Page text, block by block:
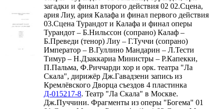
загадки и финал второго действия 02 02.Сцена,
ария Лиу, ария Калафа и финал первого действия
03.Сцена Турандот и Калафа и финал оперы
Турандот – Б.Нильссон (сопрано) Калаф –
Б.Преведи (тенор) Лиу – Г.Туччи (сопрано)
Император – В.Гуллино Мандарин – Л.Тести
Тимур – Н.Дзаккариа Министры – Р.Капекки,
П.Пальма, Ф.Риччарди хор и орк. театра "Ла
Скала", дирижёр Дж.Гавадзени запись из
Кремлёвского Дворца съездов 4 пластинка
Д-015217-8. Театр "Ла Скала" в Москве.
Дж.Пуччини. Фрагменты из оперы "Богема" 01